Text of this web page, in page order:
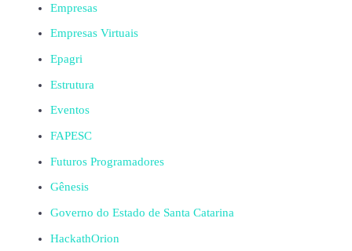
Empresas
Empresas Virtuais
Epagri
Estrutura
Eventos
FAPESC
Futuros Programadores
Gênesis
Governo do Estado de Santa Catarina
HackathOrion